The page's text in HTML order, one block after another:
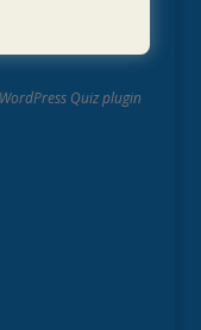
WordPress Quiz plugin